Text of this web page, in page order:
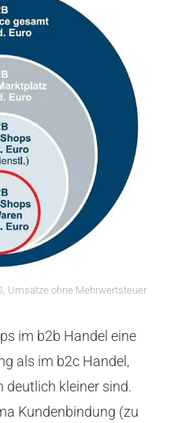
Umsätze ohne Mehrwertsteuer
im b2b Handel eine
als im b2c Handel,
deutlich kleiner sind.
Kundenbindung (zu